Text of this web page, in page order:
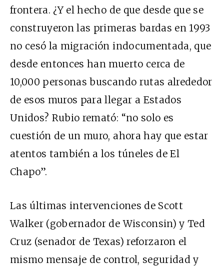
frontera. ¿Y el hecho de que desde que se
construyeron las primeras bardas en 1993
no cesó la migración indocumentada, que
desde entonces han muerto cerca de
10,000 personas buscando rutas alrededor
de esos muros para llegar a Estados
Unidos? Rubio remató: “no solo es
cuestión de un muro, ahora hay que estar
atentos también a los túneles de El
Chapo”.
Las últimas intervenciones de Scott
Walker (gobernador de Wisconsin) y Ted
Cruz (senador de Texas) reforzaron el
mismo mensaje de control, seguridad y